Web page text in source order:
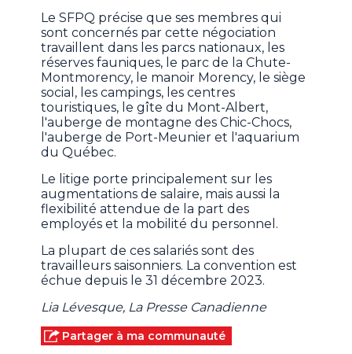
Le SFPQ précise que ses membres qui
sont concernés par cette négociation
travaillent dans les parcs nationaux, les
réserves fauniques, le parc de la Chute-
Montmorency, le manoir Morency, le siège
social, les campings, les centres
touristiques, le gîte du Mont-Albert,
l'auberge de montagne des Chic-Chocs,
l'auberge de Port-Meunier et l'aquarium
du Québec.
Le litige porte principalement sur les
augmentations de salaire, mais aussi la
flexibilité attendue de la part des
employés et la mobilité du personnel.
La plupart de ces salariés sont des
travailleurs saisonniers. La convention est
échue depuis le 31 décembre 2023.
Lia Lévesque, La Presse Canadienne
Partager à ma communauté